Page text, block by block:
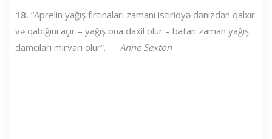
18. “Aprelin yağış fırtınaları zamanı istiridyə dənizdən qalxır
və qabığını açır – yağış ona daxil olur – batan zaman yağış
damcıları mirvari olur”. ― Anne Sexton